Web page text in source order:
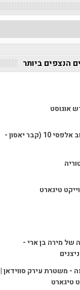
הנצפים ביותר
אוגוסט
קבר שודד הים מרחוב אלפסי 10 (קבר יאסון -
טיגארט
של מירה בן ארי -
משטרת עירק סווידאן |
טיגארט